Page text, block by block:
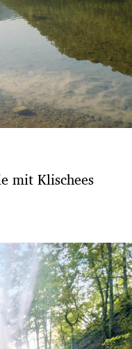
mit Klischees